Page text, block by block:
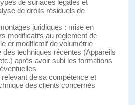
de surfaces légales et
de droits résiduels de
juridiques : mise en
modificatifs au règlement de
et modificatif de volumétrie
des techniques récentes (Appareils
après avoir subi les formations
de sa compétence et
des clients concernés